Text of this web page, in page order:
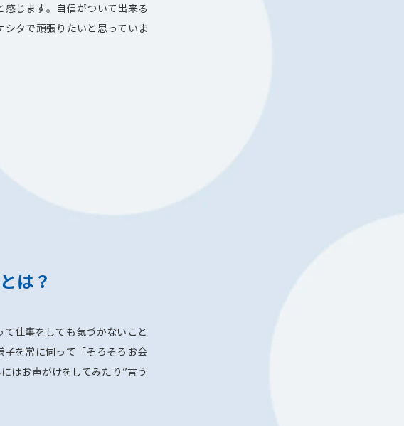
じます。自信がついて出来る
タで頑張りたいと思っていま
は？
て仕事をしても気づかないこと
を常に伺って「そろそろお会
はお声がけをしてみたり”言う